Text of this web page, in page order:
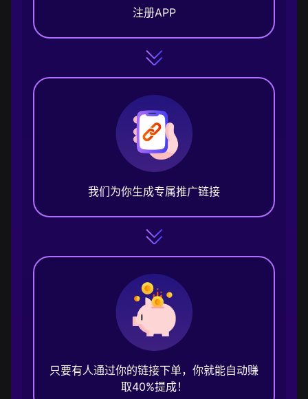
注册APP
我们为你生成专属推广链接
只要有人通过你的链接下单，你就能自动赚
取40%提成！